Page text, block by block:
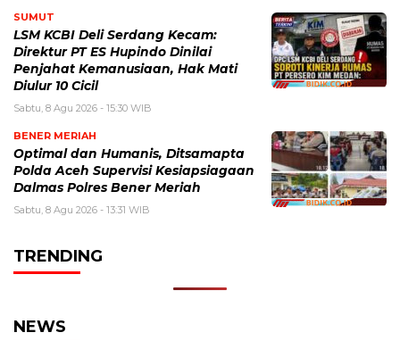
SUMUT
LSM KCBI Deli Serdang Kecam:
Direktur PT ES Hupindo Dinilai
Penjahat Kemanusiaan, Hak Mati
Diulur 10 Cicil
Sabtu, 8 Agu 2026 - 15:30 WIB
BENER MERIAH
Optimal dan Humanis, Ditsamapta
Polda Aceh Supervisi Kesiapsiagaan
Dalmas Polres Bener Meriah
Sabtu, 8 Agu 2026 - 13:31 WIB
TRENDING
NEWS